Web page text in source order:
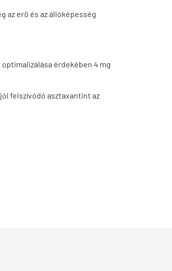
az erő és az állóképesség
érdekében 4 mg
felszívódó asztaxantint az